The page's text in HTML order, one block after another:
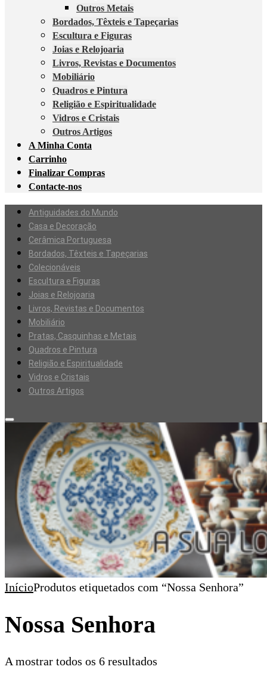
Outros Metais
Bordados, Têxteis e Tapeçarias
Escultura e Figuras
Joias e Relojoaria
Livros, Revistas e Documentos
Mobiliário
Quadros e Pintura
Religião e Espiritualidade
Vidros e Cristais
Outros Artigos
A Minha Conta
Carrinho
Finalizar Compras
Contacte-nos
Antiguidades do Mundo
Casa e Decoração
Cerâmica Portuguesa
Bordados, Têxteis e Tapeçarias
Colecionáveis
Escultura e Figuras
Joias e Relojoaria
Livros, Revistas e Documentos
Mobiliário
Pratas, Casquinhas e Metais
Quadros e Pintura
Religião e Espiritualidade
Vidros e Cristais
Outros Artigos
InícioProdutos etiquetados com “Nossa Senhora”
Nossa Senhora
A mostrar todos os 6 resultados